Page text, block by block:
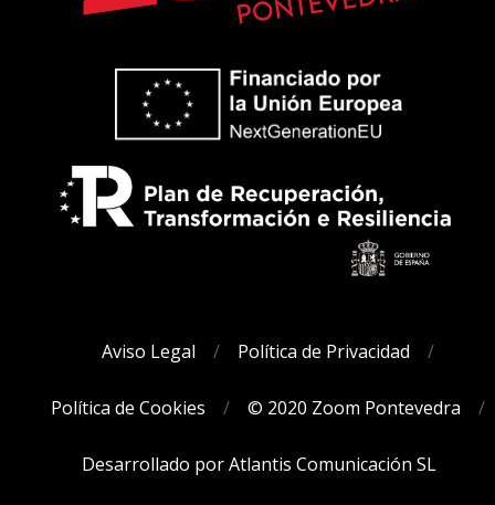
Aviso Legal Política de Privacidad
Política de Cookies © 2020 Zoom Pontevedra
Desarrollado por Atlantis Comunicación SL